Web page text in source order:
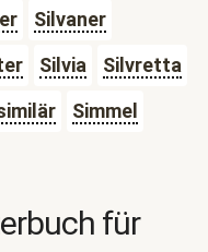
Silvaner
Silvia
Silvretta
Simmel
für